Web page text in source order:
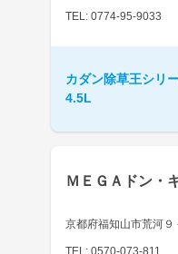
TEL: 0774-95-9033
カダン除草王シリ
4.5L
ＭＥＧＡドン・
京都府福知山市荒河９
TEL: 0570-073-811